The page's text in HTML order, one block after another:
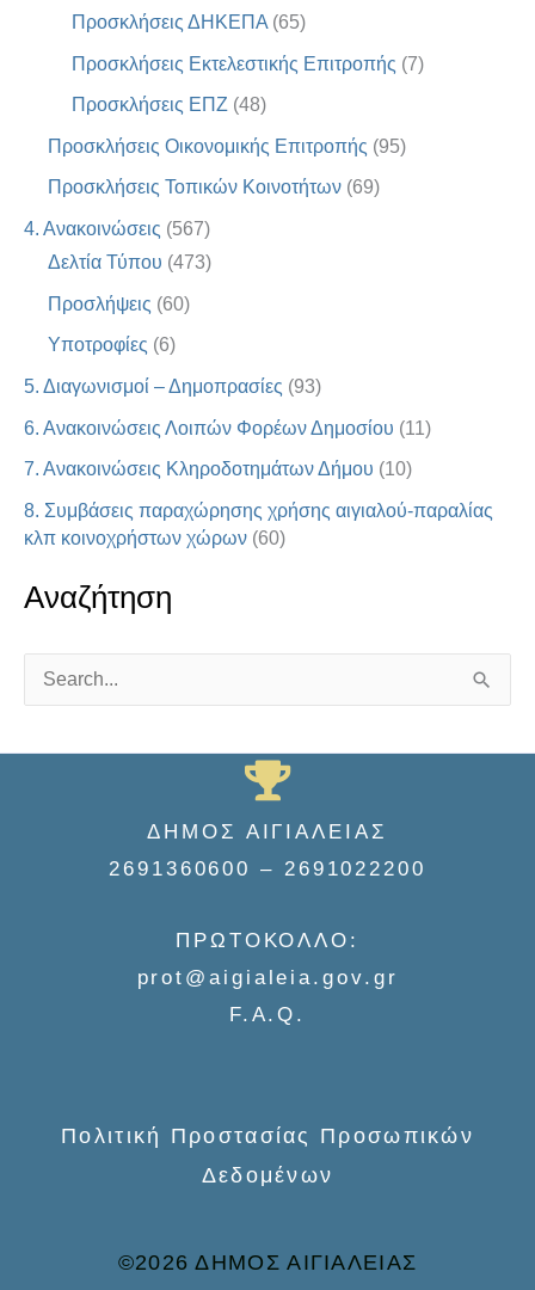
Προσκλήσεις ΔΗΚΕΠΑ (65)
Προσκλήσεις Εκτελεστικής Επιτροπής (7)
Προσκλήσεις ΕΠΖ (48)
Προσκλήσεις Οικονομικής Επιτροπής (95)
Προσκλήσεις Τοπικών Κοινοτήτων (69)
4. Ανακοινώσεις (567)
Δελτία Τύπου (473)
Προσλήψεις (60)
Υποτροφίες (6)
5. Διαγωνισμοί – Δημοπρασίες (93)
6. Ανακοινώσεις Λοιπών Φορέων Δημοσίου (11)
7. Ανακοινώσεις Κληροδοτημάτων Δήμου (10)
8. Συμβάσεις παραχώρησης χρήσης αιγιαλού-παραλίας
κλπ κοινοχρήστων χώρων (60)
Αναζήτηση
a
ΔΗΜΟΣ ΑΙΓΙΑΛΕΙΑΣ
2691360600 – 2691022200
ΠΡΩΤΟΚΟΛΛΟ:
prot@aigialeia.gov.gr
F.A.Q.
Πολιτική Προστασίας Προσωπικών
Δεδομένων
©2026 ΔΗΜΟΣ ΑΙΓΙΑΛΕΙΑΣ